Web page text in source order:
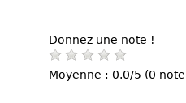
Donnez une note !
Moyenne : 0.0/5 (0